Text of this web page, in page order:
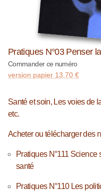
Pratiques N°03 Penser
Commander ce numéro
version papier 13,70 €
Santé et soin, Les voies de
etc.
Acheter ou télécharger des
Pratiques N°111 Science
santé
Pratiques N°110 Les